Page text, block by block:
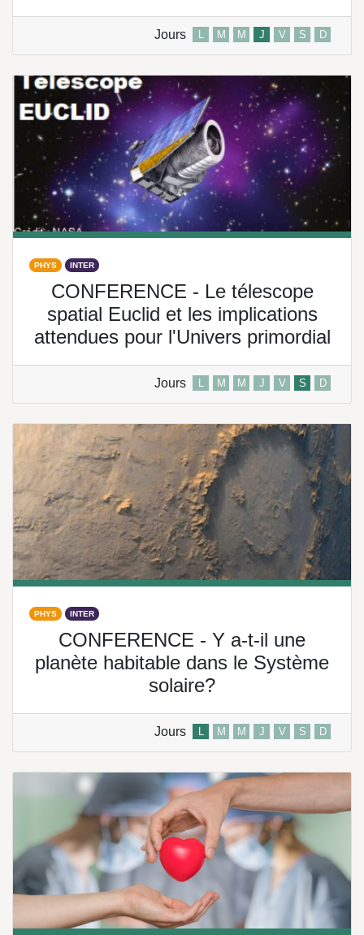
Jours L M M J V S D
PHYS INTER
CONFERENCE - Le télescope
spatial Euclid et les implications
attendues pour l'Univers primordial
Jours L M M J V S D
PHYS INTER
CONFERENCE - Y a-t-il une
planète habitable dans le Système
solaire?
Jours L M M J V S D